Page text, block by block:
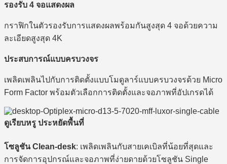
รองรับ 4 จอแสดงผล
กราฟิกในตัวรองรับการแสดงผลพร้อมกันสูงสุด 4 จอด้วยความ
ละเอียดสูงสุด 4K
ประสบการณ์แบบครบวงจร
เพลิดเพลินไปกับการติดตั้งแบบโมดูลาร์แบบครบวงจรด้วย Micro
Form Factor พร้อมตัวเลือกการติดตั้งและจอภาพที่อัปเกรดได้
ดูเรียบหรู ประหยัดพื้นที่
โซลูชัน Clean-desk: เพลิดเพลินกับสายเคเบิลที่น้อยที่สุดและ
การจัดการอุปกรณ์และจอภาพที่ง่ายดายด้วยโซลูชัน Single